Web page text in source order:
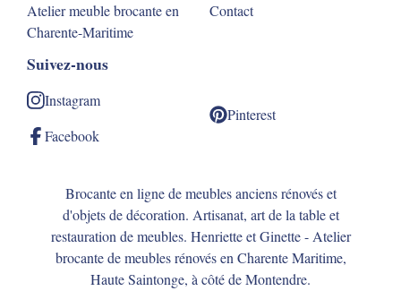
Atelier meuble brocante en
Charente-Maritime
Contact
Suivez-nous
Instagram
Facebook
Pinterest
Brocante en ligne de meubles anciens rénovés et
d'objets de décoration. Artisanat, art de la table et
restauration de meubles. Henriette et Ginette - Atelier
brocante de meubles rénovés en Charente Maritime,
Haute Saintonge, à côté de Montendre.